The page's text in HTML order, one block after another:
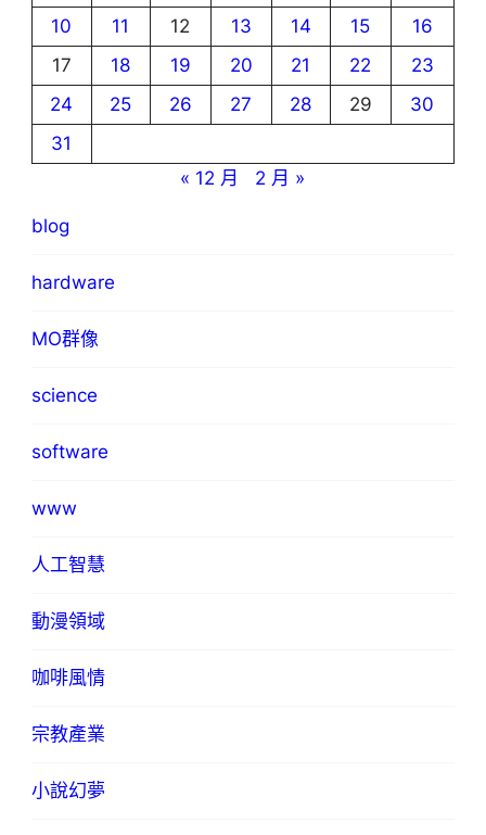
10
11 12 13 14 15
16
17
18 19 20 21 22
23
24
25 26 27 28 29
30
31
« 12 月
2 月 »
blog
hardware
MO群像
science
software
www
人工智慧
動漫領域
咖啡風情
宗教產業
小說幻夢